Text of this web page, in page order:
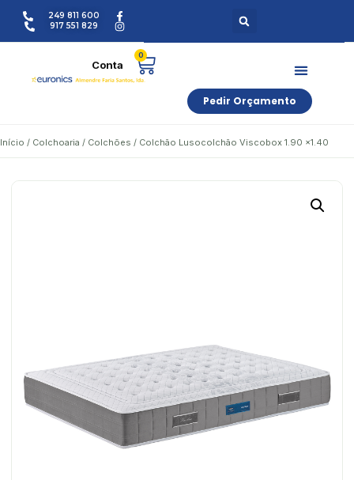
249 811 600
917 551 829
Pedir Orçamento
0
Início / Colchoaria / Colchões / Colchão Lusocolchão Viscobox 1.90 x1.40